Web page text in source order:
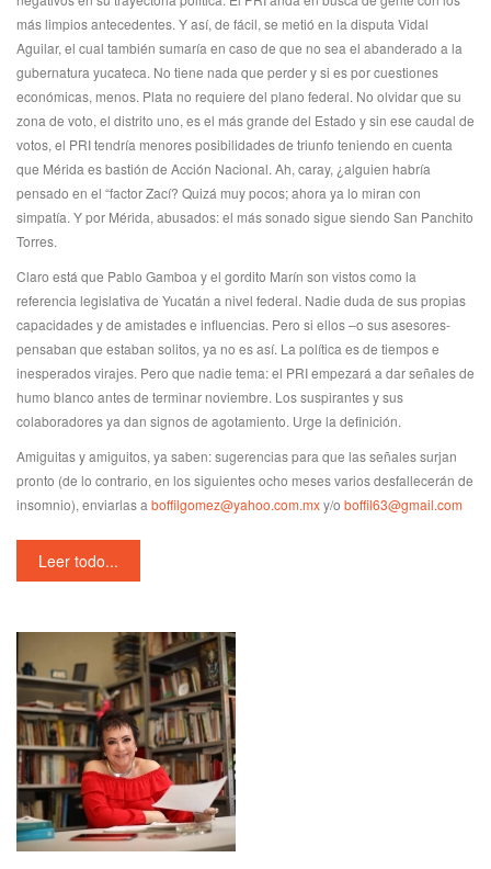
más limpios antecedentes. Y así, de fácil, se metió en la disputa Vidal
Aguilar, el cual también sumaría en caso de que no sea el abanderado a la
gubernatura yucateca. No tiene nada que perder y si es por cuestiones
económicas, menos. Plata no requiere del plano federal. No olvidar que su
zona de voto, el distrito uno, es el más grande del Estado y sin ese caudal de
votos, el PRI tendría menores posibilidades de triunfo teniendo en cuenta
que Mérida es bastión de Acción Nacional. Ah, caray, ¿alguien habría
pensado en el “factor Zací? Quizá muy pocos; ahora ya lo miran con
simpatía. Y por Mérida, abusados: el más sonado sigue siendo San Panchito
Torres.
Claro está que Pablo Gamboa y el gordito Marín son vistos como la
referencia legislativa de Yucatán a nivel federal. Nadie duda de sus propias
capacidades y de amistades e influencias. Pero si ellos –o sus asesores-
pensaban que estaban solitos, ya no es así. La política es de tiempos e
inesperados virajes. Pero que nadie tema: el PRI empezará a dar señales de
humo blanco antes de terminar noviembre. Los suspirantes y sus
colaboradores ya dan signos de agotamiento. Urge la definición.
Amiguitas y amiguitos, ya saben: sugerencias para que las señales surjan
pronto (de lo contrario, en los siguientes ocho meses varios desfallecerán de
insomnio), enviarlas a boffilgomez@yahoo.com.mxy/o boffil63@gmail.com
Leer todo...